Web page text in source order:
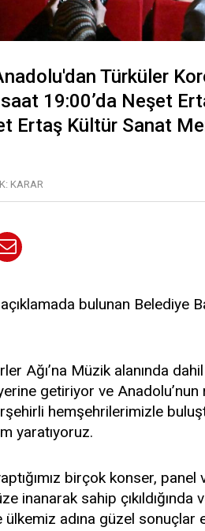
Türküler
19:00’da Neşet
Ertaş Kültür Sanat
KARAR
bulunan Belediye
Ağı’na Müzik alanında
getiriyor ve Anadolu’nun
hemşehrilerimizle
yaratıyoruz.
birçok konser,
inanarak sahip
adına güzel